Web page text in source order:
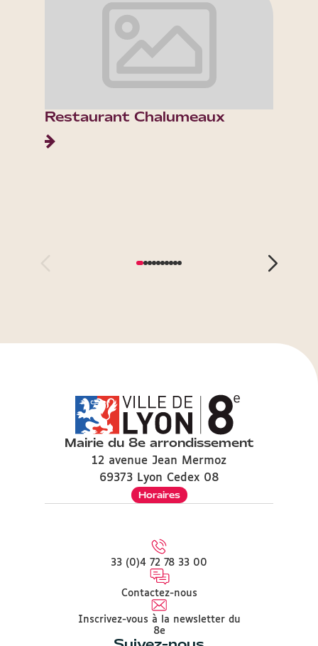
Restaurant Chalumeaux
Mairie du 8e arrondissement
12 avenue Jean Mermoz
69373 Lyon Cedex 08
Horaires
33 (0)4 72 78 33 00
Contactez-nous
Inscrivez-vous à la newsletter du
8e